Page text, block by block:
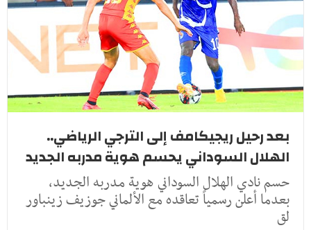
بعد رحيل ريجيكامف إلى الترجي الرياضي..
الهلال السوداني يحسم هوية مدربه الجديد
حسم نادي الهلال السوداني هوية مدربه الجديد،
بعدما أعلن رسمياً تعاقده مع الألماني جوزيف زينباور
لق